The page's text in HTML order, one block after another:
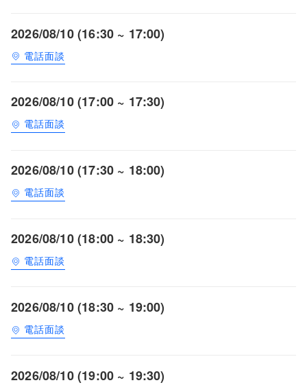
2026/08/10 (16:30 ~ 17:00)
電話面談
2026/08/10 (17:00 ~ 17:30)
電話面談
2026/08/10 (17:30 ~ 18:00)
電話面談
2026/08/10 (18:00 ~ 18:30)
電話面談
2026/08/10 (18:30 ~ 19:00)
電話面談
2026/08/10 (19:00 ~ 19:30)